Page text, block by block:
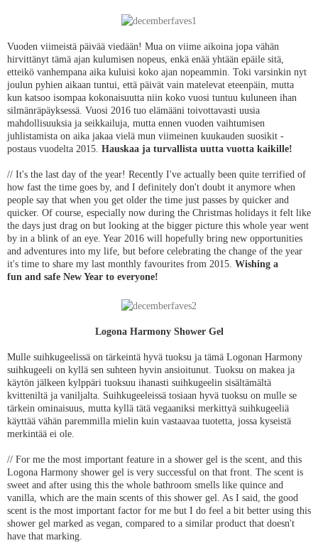
Vuoden viimeistä päivää viedään! Mua on viime aikoina jopa vähän
hirvittänyt tämä ajan kulumisen nopeus, enkä enää yhtään epäile sitä,
etteikö vanhempana aika kuluisi koko ajan nopeammin. Toki varsinkin nyt
joulun pyhien aikaan tuntui, että päivät vain matelevat eteenpäin, mutta
kun katsoo isompaa kokonaisuutta niin koko vuosi tuntuu kuluneen ihan
silmänräpäyksessä. Vuosi 2016 tuo elämääni toivottavasti uusia
mahdollisuuksia ja seikkailuja, mutta ennen vuoden vaihtumisen
juhlistamista on aika jakaa vielä mun viimeinen kuukauden suosikit -
postaus vuodelta 2015. Hauskaa ja turvallista uutta vuotta kaikille!
// It's the last day of the year! Recently I've actually been quite terrified of
how fast the time goes by, and I definitely don't doubt it anymore when
people say that when you get older the time just passes by quicker and
quicker. Of course, especially now during the Christmas holidays it felt like
the days just drag on but looking at the bigger picture this whole year went
by in a blink of an eye. Year 2016 will hopefully bring new opportunities
and adventures into my life, but before celebrating the change of the year
it's time to share my last monthly favourites from 2015. Wishing a
fun and safe New Year to everyone!
Logona Harmony Shower Gel
Mulle suihkugeelissä on tärkeintä hyvä tuoksu ja tämä Logonan Harmony
suihkugeeli on kyllä sen suhteen hyvin ansioitunut. Tuoksu on makea ja
käytön jälkeen kylppäri tuoksuu ihanasti suihkugeelin sisältämältä
kvitteniltä ja vaniljalta. Suihkugeeleissä tosiaan hyvä tuoksu on mulle se
tärkein ominaisuus, mutta kyllä tätä vegaaniksi merkittyä suihkugeeliä
käyttää vähän paremmilla mielin kuin vastaavaa tuotetta, jossa kyseistä
merkintää ei ole.
// For me the most important feature in a shower gel is the scent, and this
Logona Harmony shower gel is very successful on that front. The scent is
sweet and after using this the whole bathroom smells like quince and
vanilla, which are the main scents of this shower gel. As I said, the good
scent is the most important factor for me but I do feel a bit better using this
shower gel marked as vegan, compared to a similar product that doesn't
have that marking.